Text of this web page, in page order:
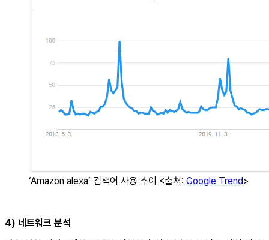
‘Amazon alexa’ 검색어 사용 추이 <출처: Google Trend>
4) 네트워크 분석